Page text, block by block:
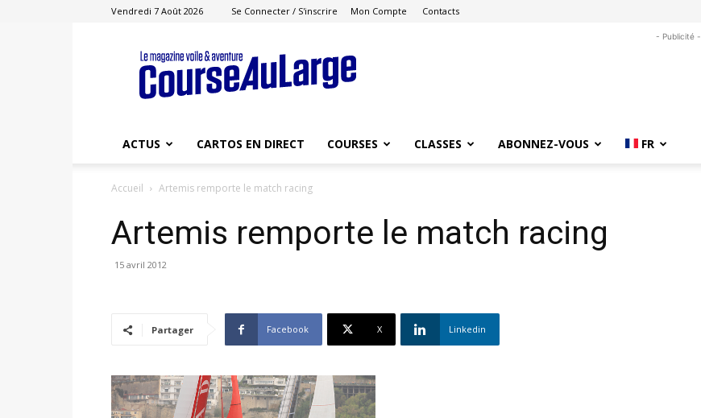
Vendredi 7 Août 2026 Se Connecter / S'inscrire Mon Compte Contacts
Course
au
Large
- Publicité -
ACTUS CARTOS EN DIRECT COURSES CLASSES ABONNEZ-VOUS FR
Accueil Artemis remporte le match racing
Artemis remporte le match racing
15 avril 2012
Partager Facebook X Linkedin